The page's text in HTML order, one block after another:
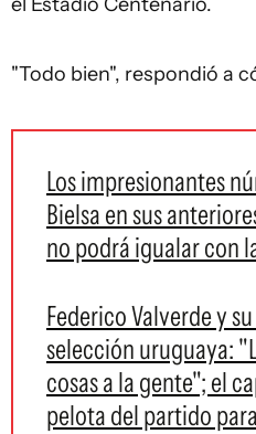
"Todo bien", respondió a
Los impresionantes
Bielsa en sus
no podrá igualar con
Federico Valverde y
selección uruguaya:
cosas a la gente"; el
pelota del partido